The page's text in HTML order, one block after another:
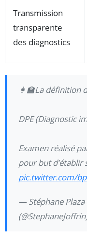
Transmission
transparente
des diagnostics
👩‍🏫La définition
DPE (Diagnostic
Examen réalisé
pour but d’établir
pic.twitter.com/
— Stéphane